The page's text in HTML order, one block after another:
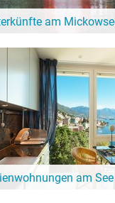
am
Hier gibt es schöne
Mickowsee!
am See